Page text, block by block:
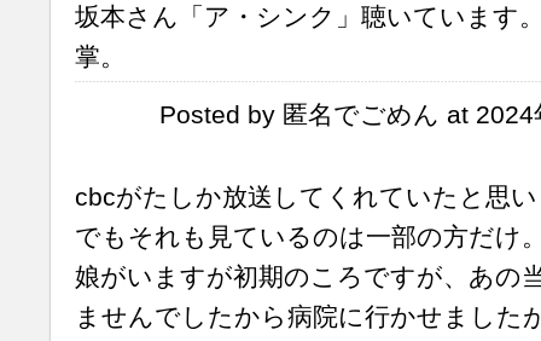
坂本さん「ア・シンク」聴いています
掌。
Posted by 匿名でごめん at
cbcがたしか放送してくれていたと思
でもそれも見ているのは一部の方だけ
娘がいますが初期のころですが、あの
ませんでしたから病院に行かせました